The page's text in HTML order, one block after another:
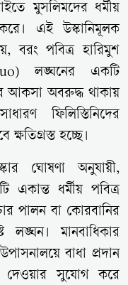
মুসলিমদের ধর্মীয়
এই উস্কানিমূলক
বরং পবিত্র হারিমুশ
লঙ্ঘনের একটি
আকসা অবরুদ্ধ থাকায়
ফিলিস্তিনিদের
ক্ষতিগ্রস্ত হচ্ছে।
ঘোষণা অনুযায়ী,
ধর্মীয় পবিত্র
পালন বা কোরবানির
লঙ্ঘন। মানবাধিকার
বাধা প্রদান
দেওয়ার সুযোগ করে